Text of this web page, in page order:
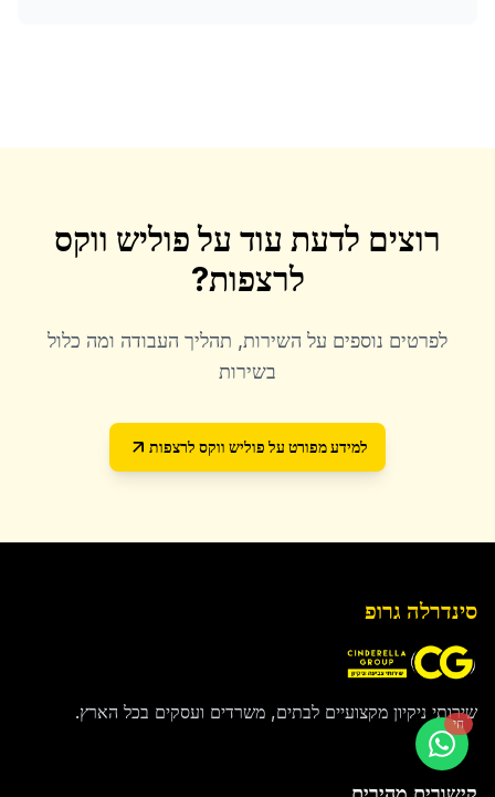
רוצים לדעת עוד עלפוליש ווקס
לרצפות?
לפרטים נוספים על השירות, תהליך העבודה ומה כלול
בשירות
למידע מפורט על פוליש ווקס לרצפות
סינדרלה גרופ
שירותי ניקיון מקצועיים לבתים, משרדים ועסקים בכל הארץ.
חי